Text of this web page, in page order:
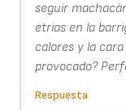
seguir
etrias en la
calores y la
provocado?
Respuesta